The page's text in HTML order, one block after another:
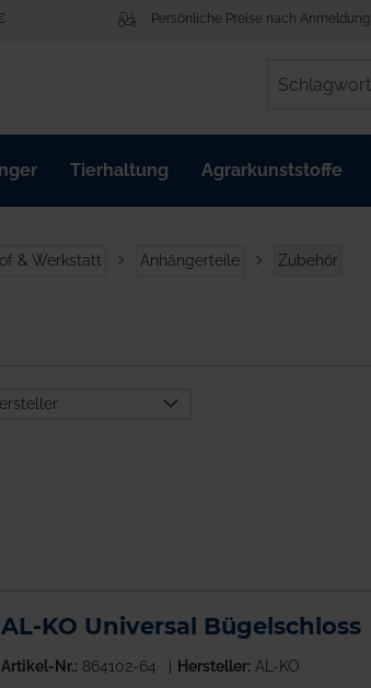
Persönliche Preise nach Anmeldung
Tierhaltung Agrarkunststoffe
& Werkstatt Anhängerteile Zubehör
AL-KO Universal Bügelschloss
Artikel-Nr.: 864102-64 Hersteller:AL-KO